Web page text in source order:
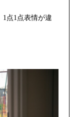
点1点表情が違